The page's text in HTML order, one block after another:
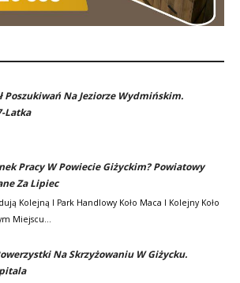
Poszukiwań Na Jeziorze Wydmińskim.
Latka
Pracy W Powiecie Giżyckim? Powiatowy
Za Lipiec
Kolejną I Park Handlowy Koło Maca I Kolejny Koło
Miejscu…
Na Skrzyżowaniu W Giżycku.